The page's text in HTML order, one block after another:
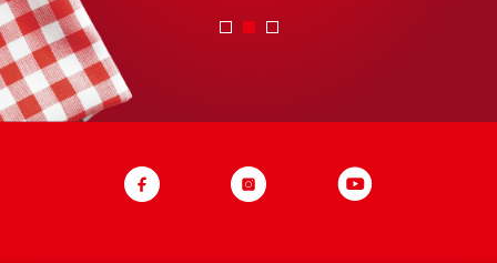
lattosio